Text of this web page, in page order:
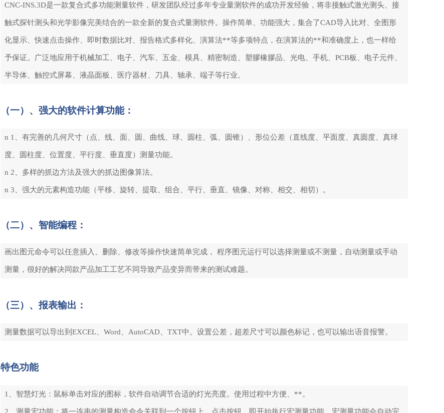
CNC-INS.3D是一款复合式多功能测量软件，研发团队经过多年专业量测软件的成功开发经验，将非接触式激光测头、接
触式探针测头和光学影像完美结合的一款全新的复合式量测软件。操作简单、功能强大，集合了CAD导入比对、全图形
化显示、快速点击操作、即时数据比对、报告格式多样化、演算法**等多项特点，在演算法的**和准确度上，也一样给
予保证。广泛地应用于机械加工、电子、汽车、五金、模具、精密制造、塑膠橡膠品、光电、手机、PCB板、电子元件、
半导体、触控式屏幕、液晶面板、医疗器材、刀具、轴承、端子等行业。
（一）、强大的软件计算功能：
n 1、有完善的几何尺寸（点、线、面、圆、曲线、球、圆柱、弧、圆锥）、形位公差（直线度、平面度、真圆度、真球
度、圆柱度、位置度、平行度、垂直度）测量功能。
n 2、多样的抓边方法及强大的抓边图像算法。
n 3、强大的元素构造功能（平移、旋转、提取、组合、平行、垂直、镜像、对称、相交、相切）。
（二）、智能编程：
画出图元命令可以任意插入、删除、修改等操作快速简单完成， 程序图元运行可以选择测量或不测量，自动测量或手动
测量，很好的解决同款产品加工工艺不同导致产品变异而带来的测试难题。
（三）、报表输出：
测量数据可以导出到EXCEL、Word、AutoCAD、TXT中。设置公差，超差尺寸可以颜色标记，也可以输出语音报警。
特色功能
1、智慧灯光：鼠标单击对应的图标，软件自动调节合适的灯光亮度。使用过程中方便、**。